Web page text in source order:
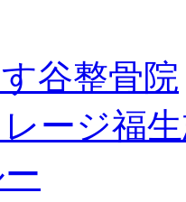
谷整骨院
ージ福